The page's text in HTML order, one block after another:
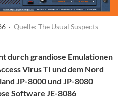
· Quelle: The Usual Suspects
durch grandiose Emulationen
Virus TI und dem Nord
JP-8000 und JP-8080
Software JE-8086